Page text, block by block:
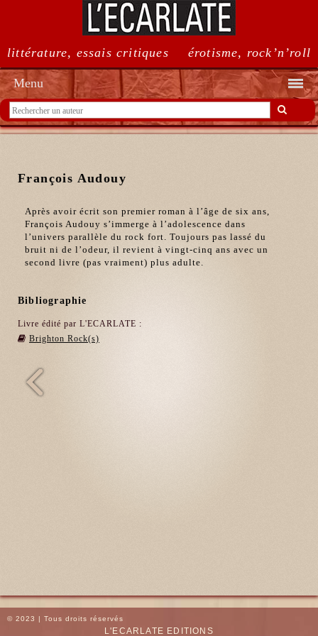
littérature, essais critiques érotisme, rock’n’roll
Menu
François Audouy
Après avoir écrit son premier roman à l’âge de six ans,
François Audouy s’immerge à l’adolescence dans
l’univers parallèle du rock fort. Toujours pas lassé du
bruit ni de l’odeur, il revient à vingt-cinq ans avec un
second livre (pas vraiment) plus adulte.
Bibliographie
Livre édité par L'ECARLATE :
Brighton Rock(s)
© 2023 | Tous droits réservés
L'ECARLATE EDITIONS